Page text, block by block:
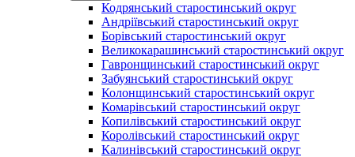
Кодрянський старостинський округ
Андріївський старостинський округ
Борівський старостинський округ
Великокарашинський старостинський округ
Гавронщинський старостинський округ
Забуянський старостинський округ
Колонщинський старостинський округ
Комарівський старостинський округ
Копилівський старостинський округ
Королівський старостинський округ
Калинівський старостинський округ